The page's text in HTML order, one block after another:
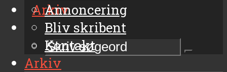
Arkiv
Annoncering
Bliv skribent
Kontakt
Arkiv